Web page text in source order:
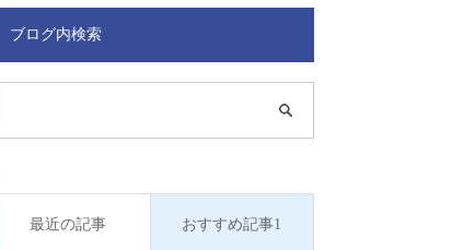
ブログ内検索
最近の記事 おすすめ記事1